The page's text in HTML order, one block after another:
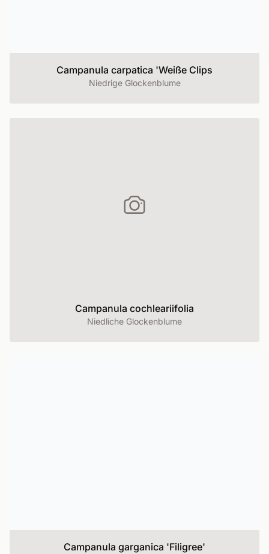
Campanula carpatica 'Weiße Clips
Niedrige Glockenblume
Campanula cochleariifolia
Niedliche Glockenblume
Campanula garganica 'Filigree'